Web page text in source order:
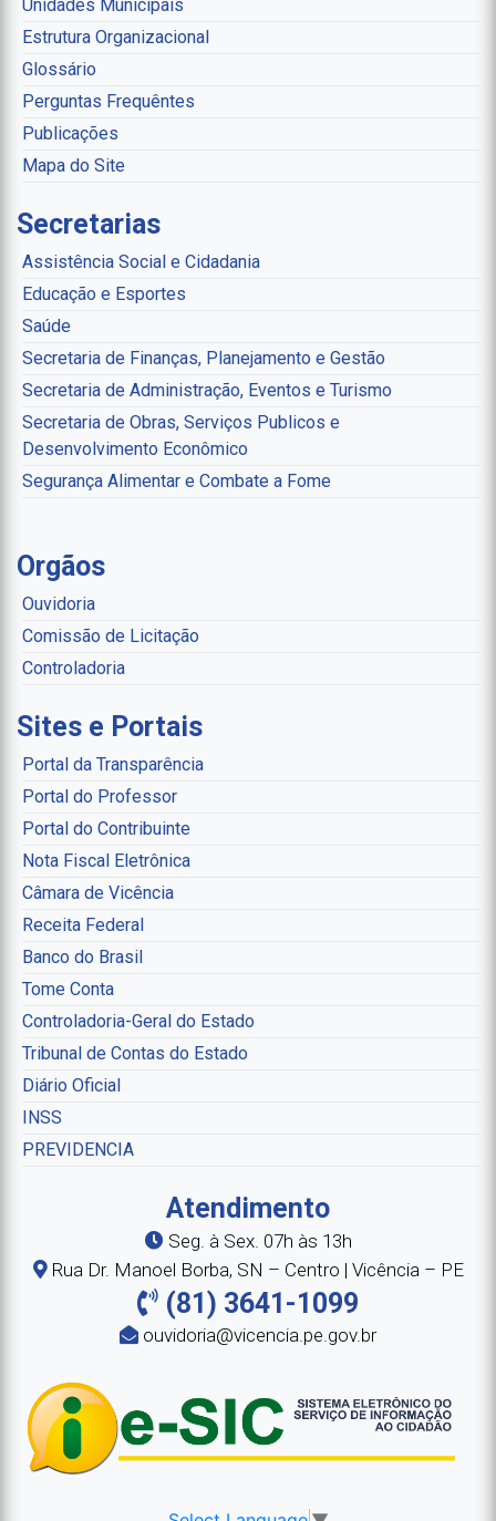
Unidades Municipais
Estrutura Organizacional
Glossário
Perguntas Frequêntes
Publicações
Mapa do Site
Secretarias
Assistência Social e Cidadania
Educação e Esportes
Saúde
Secretaria de Finanças, Planejamento e Gestão
Secretaria de Administração, Eventos e Turismo
Secretaria de Obras, Serviços Publicos e
Desenvolvimento Econômico
Segurança Alimentar e Combate a Fome
Orgãos
Ouvidoria
Comissão de Licitação
Controladoria
Sites e Portais
Portal da Transparência
Portal do Professor
Portal do Contribuinte
Nota Fiscal Eletrônica
Câmara de Vicência
Receita Federal
Banco do Brasil
Tome Conta
Controladoria-Geral do Estado
Tribunal de Contas do Estado
Diário Oficial
INSS
PREVIDENCIA
Atendimento
Seg. à Sex. 07h às 13h
Rua Dr. Manoel Borba, SN – Centro | Vicência – PE
(81) 3641-1099
ouvidoria@vicencia.pe.gov.br